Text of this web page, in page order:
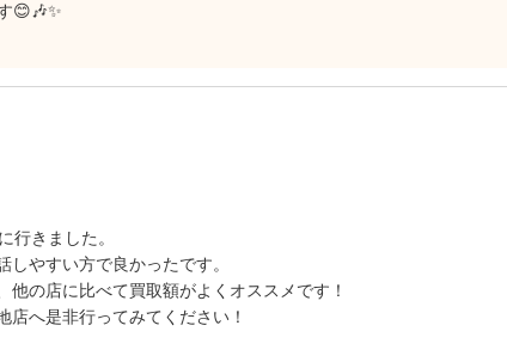
😊🎶✨
行きました。
やすい方で良かったです。
他の店に比べて買取額がよくオススメです！
へ是非行ってみてください！